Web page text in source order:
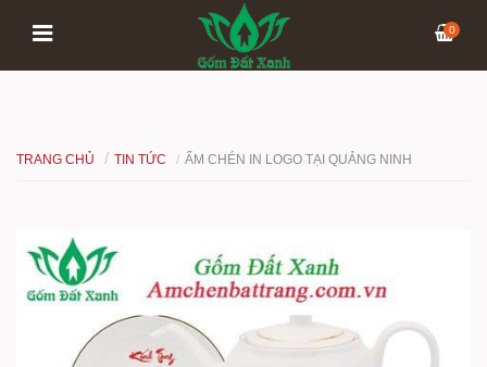
0
TRANG CHỦ TIN TỨC ẤM CHÉN IN LOGO TẠI QUẢNG NINH